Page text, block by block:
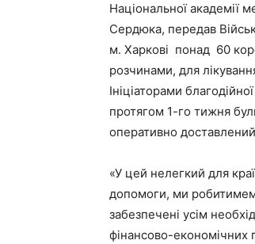
Національної академії
Сердюка, передав
м. Харкові понад 60
розчинами, для
Ініціаторами
протягом 1-го тижня
оперативно
«У цей нелегкий для
допомоги, ми
забезпечені усім
фінансово-економічних